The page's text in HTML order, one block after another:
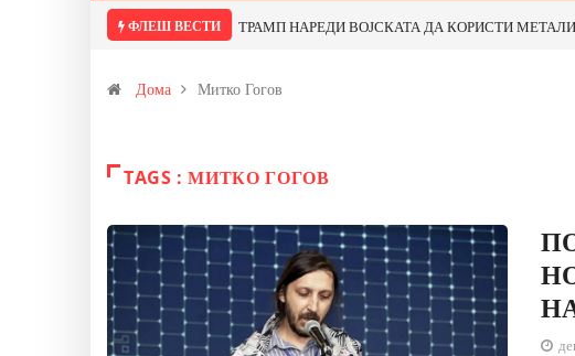
ФЛЕШ ВЕСТИ ТРАМП НАРЕДИ ВОЈСКАТА ДА КОРИСТИ МЕТАЛИ
Дома Митко Гогов
TAGS : МИТКО ГОГОВ